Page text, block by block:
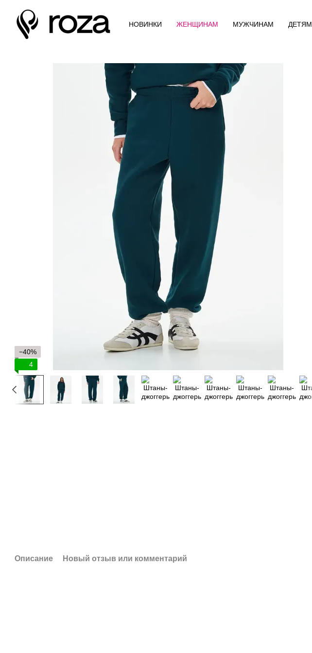
НОВИНКИ ЖЕНЩИНАМ МУЖЧИНАМ ДЕТЯМ
−40%
4
Описание Новый отзыв или комментарий